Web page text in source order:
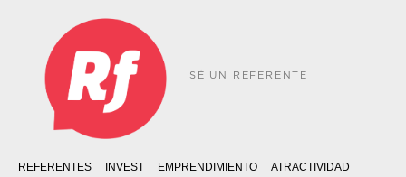
SÉ UN REFERENTE
REFERENTES INVEST EMPRENDIMIENTO
ATRACTIVIDAD